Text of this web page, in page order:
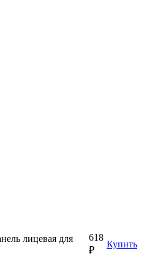
лицевая для
618
₽
Купить